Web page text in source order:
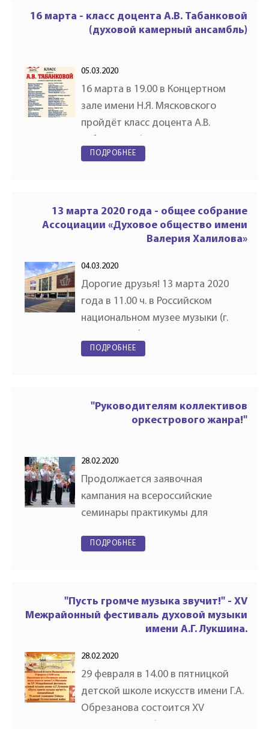
Валерия…
16 марта - класс доцента А.В. Табанковой
(духовой камерный ансамбль)
05.03.2020
16 марта в 19.00 в Концертном
зале имени Н.Я. Мясковского
пройдёт класс доцента А.В.
ансамбль).Адрес: ул Большая
Охотный…
ПОДРОБНЕЕ
13 марта 2020 года - общее собрание
Ассоциации «Духовое общество имени
Валерия Халилова»
04.03.2020
Дорогие друзья! 13 марта 2020
года в 11.00 ч. в Российском
национальном музее музыки (г.
Маяковская) состоится Общее
Халилова». К…
ПОДРОБНЕЕ
"Руководителям коллективов
оркестрового жанра!"
28.02.2020
Продолжается заявочная
кампания на всероссийские
семинары практикумы для
инструментальных ансамблей,
мартаВсероссийский семинар-
практикум…
ПОДРОБНЕЕ
"Пусть громче музыка звучит!" - XV
Межрайонный фестиваль духовой музыки
имени А.Г. Лукшина.
28.02.2020
29 февраля в 14.00 в пятницкой
детской школе искусств имени Г.А.
Обрезанова состоится XV